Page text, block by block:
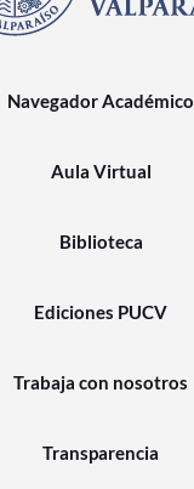
Navegador Académico
Aula Virtual
Biblioteca
Ediciones PUCV
Trabaja con nosotros
Transparencia